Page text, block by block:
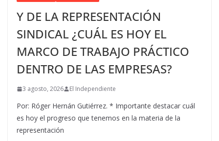
Y DE LA REPRESENTACIÓN
SINDICAL ¿CUÁL ES HOY EL
MARCO DE TRABAJO PRÁCTICO
DENTRO DE LAS EMPRESAS?
3 agosto, 2026 El Independiente
Por: Róger Hernán Gutiérrez. * Importante destacar cuál
es hoy el progreso que tenemos en la materia de la
representación